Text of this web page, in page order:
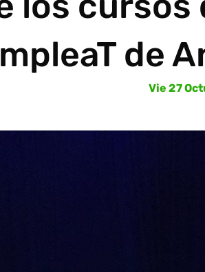
de
Vie 27